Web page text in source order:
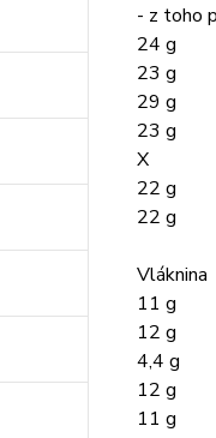
- z toho
24 g
23 g
29 g
23 g
X
22 g
22 g
Vláknina
11 g
12 g
4,4 g
12 g
11 g